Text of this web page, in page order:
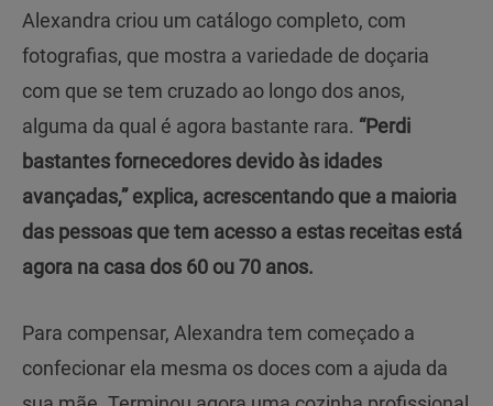
Alexandra criou um catálogo completo, com
fotografias, que mostra a variedade de doçaria
com que se tem cruzado ao longo dos anos,
alguma da qual é agora bastante rara. “Perdi
bastantes fornecedores devido às idades
avançadas,” explica, acrescentando que a maioria
das pessoas que tem acesso a estas receitas está
agora na casa dos 60 ou 70 anos.
Para compensar, Alexandra tem começado a
confecionar ela mesma os doces com a ajuda da